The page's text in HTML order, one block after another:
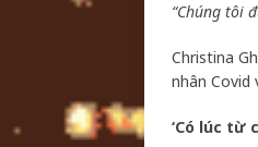
“Chúng tôi
Christina
nhân Covid
‘Có lúc từ